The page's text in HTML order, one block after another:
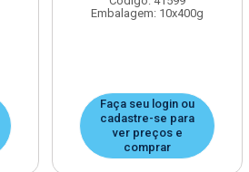
Embalagem: 10x400g
Faça seu login ou
cadastre-se para
ver preços e
comprar